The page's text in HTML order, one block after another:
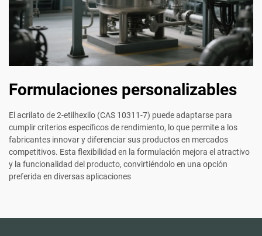
Formulaciones personalizables
El acrilato de 2-etilhexilo (CAS 10311-7) puede adaptarse para
cumplir criterios específicos de rendimiento, lo que permite a los
fabricantes innovar y diferenciar sus productos en mercados
competitivos. Esta flexibilidad en la formulación mejora el atractivo
y la funcionalidad del producto, convirtiéndolo en una opción
preferida en diversas aplicaciones